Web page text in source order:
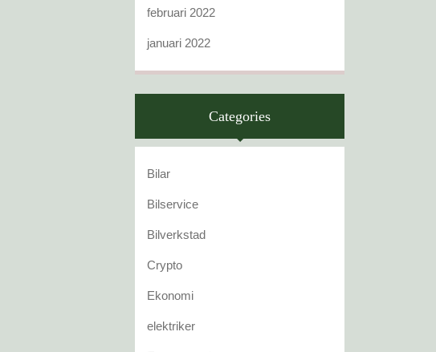
februari 2022
januari 2022
Categories
Bilar
Bilservice
Bilverkstad
Crypto
Ekonomi
elektriker